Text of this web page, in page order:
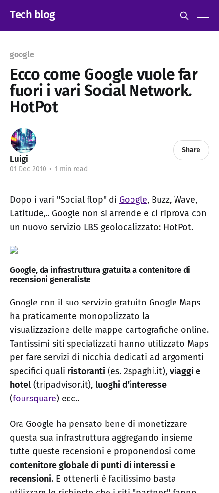
Tech blog
google
Ecco come Google vuole far
fuori i vari Social Network.
HotPot
Luigi
01 Dec 2010 • 1 min read
Share
Dopo i vari "Social flop" di Google, Buzz, Wave,
Latitude,.. Google non si arrende e ci riprova con
un nuovo servizio LBS geolocalizzato: HotPot.
Google, da infrastruttura gratuita a contenitore di
recensioni generaliste
Google con il suo servizio gratuito Google Maps
ha praticamente monopolizzato la
visualizzazione delle mappe cartografiche online.
Tantissimi siti specializzati hanno utilizzato Maps
per fare servizi di nicchia dedicati ad argomenti
specifici quali ristoranti (es. 2spaghi.it), viaggi e
hotel(tripadvisor.it), luoghi d'interesse
(foursquare) ecc..
Ora Google ha pensato bene di monetizzare
questa sua infrastruttura aggregando insieme
tutte queste recensioni e proponendosi come
contenitore globale di punti di interessi e
recensioni. E ottenerli è facilissimo basta